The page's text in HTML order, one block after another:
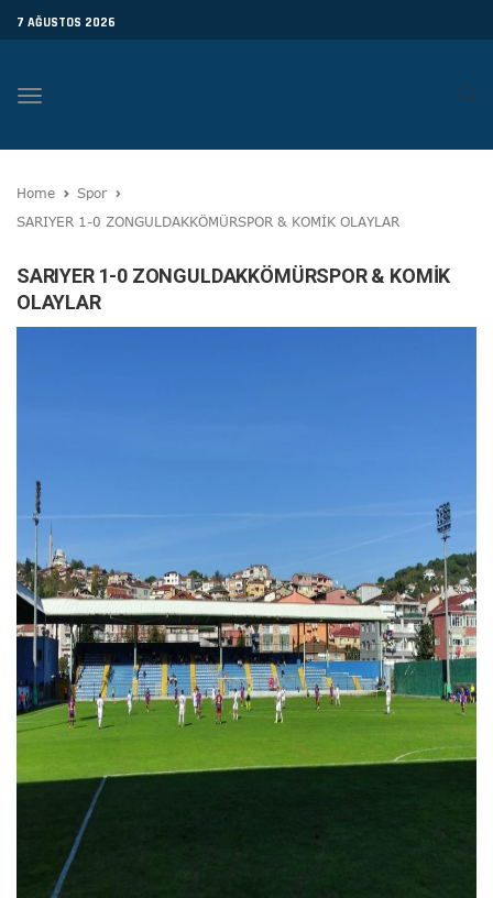
7 AĞUSTOS 2026
Toggle
Home
Spor
SARIYER 1-0 ZONGULDAKKÖMÜRSPOR & KOMİK OLAYLAR
SARIYER 1-0 ZONGULDAKKÖMÜRSPOR & KOMİK
OLAYLAR